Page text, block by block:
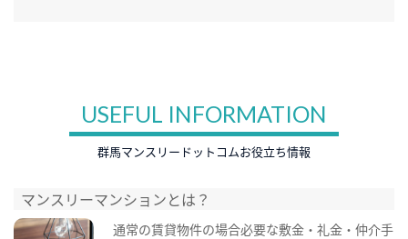
USEFUL INFORMATION
群馬マンスリードットコムお役立ち情報
マンスリーマンションとは？
通常の賃貸物件の場合必要な敷金・礼金・仲介手